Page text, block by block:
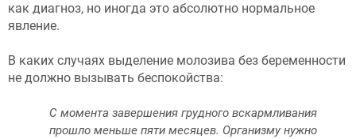
как диагноз, но иногда это абсолютно нормальное
явление.
В каких случаях выделение молозива без беременности
не должно вызывать беспокойства:
С момента завершения грудного вскармливания
прошло меньше пяти месяцев. Организму нужно